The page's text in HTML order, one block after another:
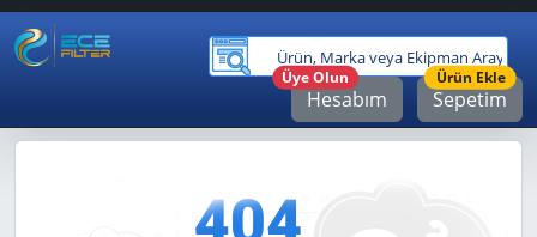
Hesabım
Üye Olun
Sepetim
Ürün Ekle